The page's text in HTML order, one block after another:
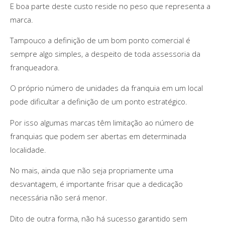
E boa parte deste custo reside no peso que representa a
marca.
Tampouco a definição de um bom ponto comercial é
sempre algo simples, a despeito de toda assessoria da
franqueadora.
O próprio número de unidades da franquia em um local
pode dificultar a definição de um ponto estratégico.
Por isso algumas marcas têm limitação ao número de
franquias que podem ser abertas em determinada
localidade.
No mais, ainda que não seja propriamente uma
desvantagem, é importante frisar que a dedicação
necessária não será menor.
Dito de outra forma, não há sucesso garantido sem